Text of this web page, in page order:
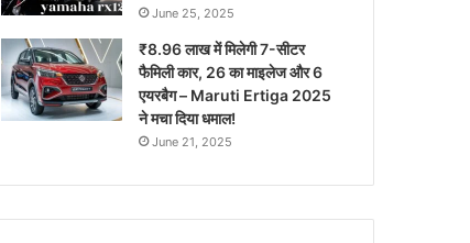
June 25, 2025
₹8.96 लाख में मिलेगी 7-सीटर
फैमिली कार, 26 का माइलेज और 6
एयरबैग – Maruti Ertiga 2025
ने मचा दिया धमाल!
June 21, 2025